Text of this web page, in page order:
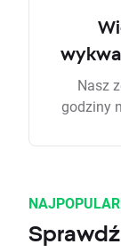
Nasz
godziny